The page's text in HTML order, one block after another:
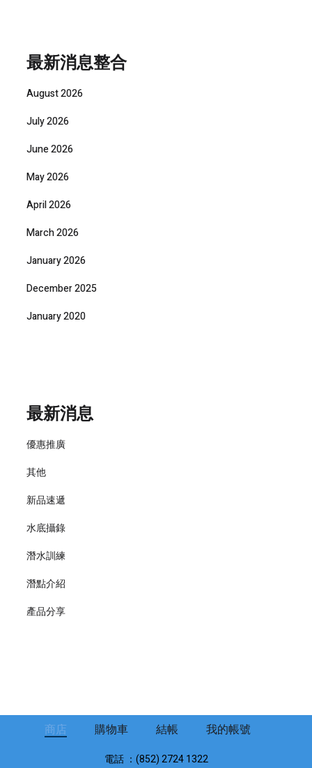
最新消息整合
August 2026
July 2026
June 2026
May 2026
April 2026
March 2026
January 2026
December 2025
January 2020
最新消息
優惠推廣
其他
新品速遞
水底攝錄
潛水訓練
潛點介紹
產品分享
商店 購物車 結帳 我的帳號
電話 ：(852) 2724 1322